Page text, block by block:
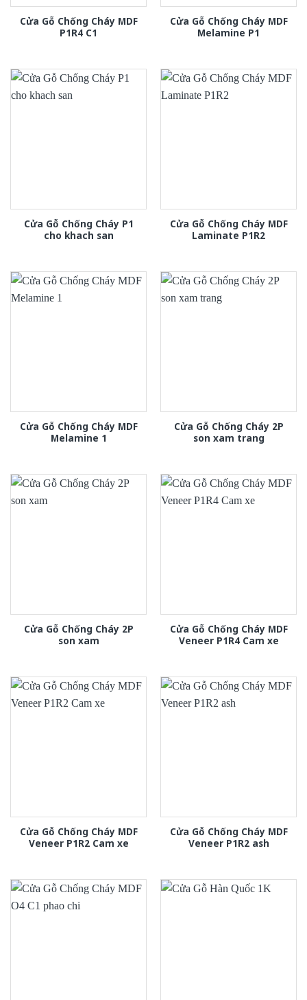
Cửa Gỗ Chống Cháy MDF
P1R4 C1
Cửa Gỗ Chống Cháy MDF
Melamine P1
Cửa Gỗ Chống Cháy P1
cho khach san
Cửa Gỗ Chống Cháy MDF
Laminate P1R2
Cửa Gỗ Chống Cháy MDF
Melamine 1
Cửa Gỗ Chống Cháy 2P
son xam trang
Cửa Gỗ Chống Cháy 2P
son xam
Cửa Gỗ Chống Cháy MDF
Veneer P1R4 Cam xe
Cửa Gỗ Chống Cháy MDF
Veneer P1R2 Cam xe
Cửa Gỗ Chống Cháy MDF
Veneer P1R2 ash